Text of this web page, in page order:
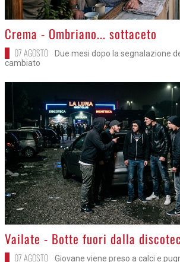
>
Crema - Ombriano... sottaceto
07 AGOSTO
Due mesi dopo la segnalazione
cambiato
>
Vailate - Botte fuori dalla
07 AGOSTO
Giovane viene preso a calci e